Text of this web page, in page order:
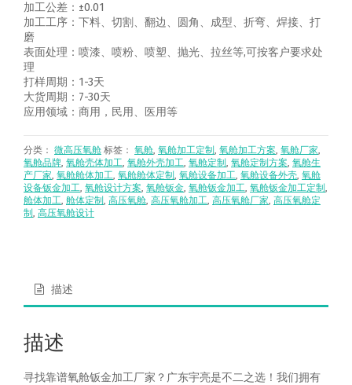
加工公差：±0.01
加工工序：下料、切割、翻边、圆角、成型、折弯、焊接、打
磨
表面处理：喷漆、喷粉、喷塑、抛光、拉丝等,可按客户要求处
理
打样周期：1-3天
大货周期：7-30天
应用领域：商用，民用、医用等
分类： 微高压氧舱 标签： 氧舱, 氧舱加工定制 , 氧舱加工方案, 氧舱厂家,
氧舱品牌, 氧舱壳体加工, 氧舱外壳加工, 氧舱定制 , 氧舱定制方案, 氧舱生
产厂家, 氧舱舱体加工, 氧舱舱体定制 , 氧舱设备加工, 氧舱设备外壳, 氧舱
设备钣金加工, 氧舱设计方案, 氧舱钣金, 氧舱钣金加工, 氧舱钣金加工定制 ,
舱体加工, 舱体定制 , 高压氧舱, 高压氧舱加工, 高压氧舱厂家, 高压氧舱定
制 , 高压氧舱设计
描述
描述
寻找靠谱氧舱钣金加工厂家？广东宇亮是不二之选！我们拥有